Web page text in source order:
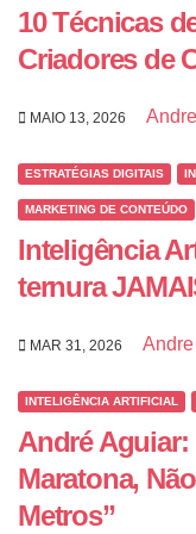
10 Técnicas
Criadores de
MAIO 13, 2026 Andre
ESTRATÉGIAS DIGITAIS
MARKETING DE CONTEÚDO
Inteligência
ternura
MAR 31, 2026 Andre
INTELIGÊNCIA ARTIFICIAL
André Aguiar:
Maratona,
Metros”